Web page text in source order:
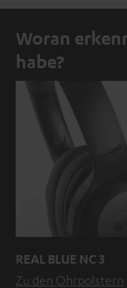
Woran
habe?
REAL BLUE NC 3
Zu den Ohrpolstern